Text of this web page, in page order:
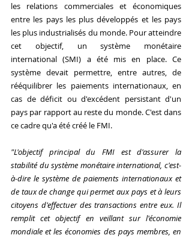
les relations commerciales et économiques
entre les pays les plus développés et les pays
les plus industrialisés du monde. Pour atteindre
cet objectif, un système monétaire
international (SMI) a été mis en place. Ce
système devait permettre, entre autres, de
rééquilibrer les paiements internationaux, en
cas de déficit ou d'excédent persistant d'un
pays par rapport au reste du monde. C'est dans
ce cadre qu'a été créé le FMI.
"L'objectif principal du FMI est d'assurer la
stabilité du système monétaire international, c'est-
à-dire le système de paiements internationaux et
de taux de change qui permet aux pays et à leurs
citoyens d'effectuer des transactions entre eux. Il
remplit cet objectif en veillant sur l'économie
mondiale et les économies des pays membres, en